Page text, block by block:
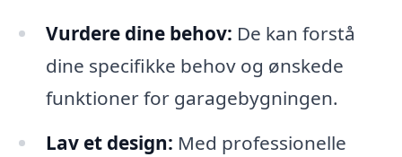
Vurdere dine behov: De kan forstå
dine specifikke behov og ønskede
funktioner for garagebygningen.
Lav et design: Med professionelle